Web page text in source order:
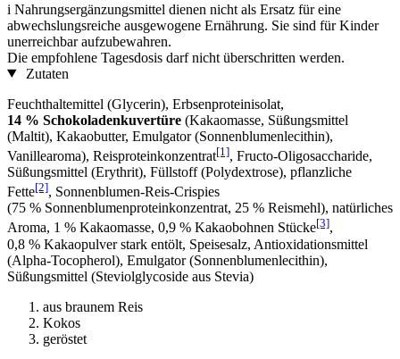
i Nahrungsergänzungsmittel dienen nicht als Ersatz für eine
abwechslungsreiche ausgewogene Ernährung. Sie sind für Kinder
unerreichbar aufzubewahren.
Die empfohlene Tagesdosis darf nicht überschritten werden.
Zutaten
Feuchthaltemittel (Glycerin), Erbsenproteinisolat,
14 % Schokoladenkuvertüre (Kakaomasse, Süßungsmittel
(Maltit), Kakaobutter, Emulgator (Sonnenblumenlecithin),
Vanillearoma), Reisproteinkonzentrat[1], Fructo-Oligosaccharide,
Süßungsmittel (Erythrit), Füllstoff (Polydextrose), pflanzliche
Fette[2], Sonnenblumen-Reis-Crispies
(75 % Sonnenblumenproteinkonzentrat, 25 % Reismehl), natürliches
Aroma, 1 % Kakaomasse, 0,9 % Kakaobohnen Stücke[3],
0,8 % Kakaopulver stark entölt, Speisesalz, Antioxidationsmittel
(Alpha-Tocopherol), Emulgator (Sonnenblumenlecithin),
Süßungsmittel (Steviolglycoside aus Stevia)
aus braunem Reis
Kokos
geröstet